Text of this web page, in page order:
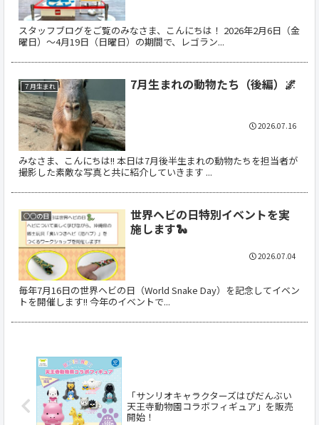
スタッフブログをご覧のみなさま、こんにちは！ 2026年2月6日（金
曜日）〜4月19日（日曜日）の期間で、レゴラン...
７月生まれ 7月生まれの動物たち（後編）🌌
みなさま、こんにちは!! 本日は7月後半生まれの動物たちを担当者が
撮影した素敵な写真と共に紹介していきます ...
2026.07.16
○○の日
世界ヘビの日特別イベントを実
施します🐍
毎年7月16日の世界ヘビの日（World Snake Day）を記念してイベン
トを開催します!! 今年のイベントで...
2026.07.04
「サンリオキャラクターズはぴだんぶい
天王寺動物園コラボフィギュア」を販売
開始！